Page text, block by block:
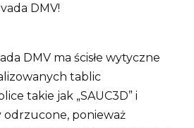
DMV!
DMV ma ścisłe wytyczne
tablic
takie jak „SAUC3D” i
odrzucone, ponieważ